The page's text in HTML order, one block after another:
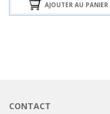
AJOUTER AU PANIER
CONTACT